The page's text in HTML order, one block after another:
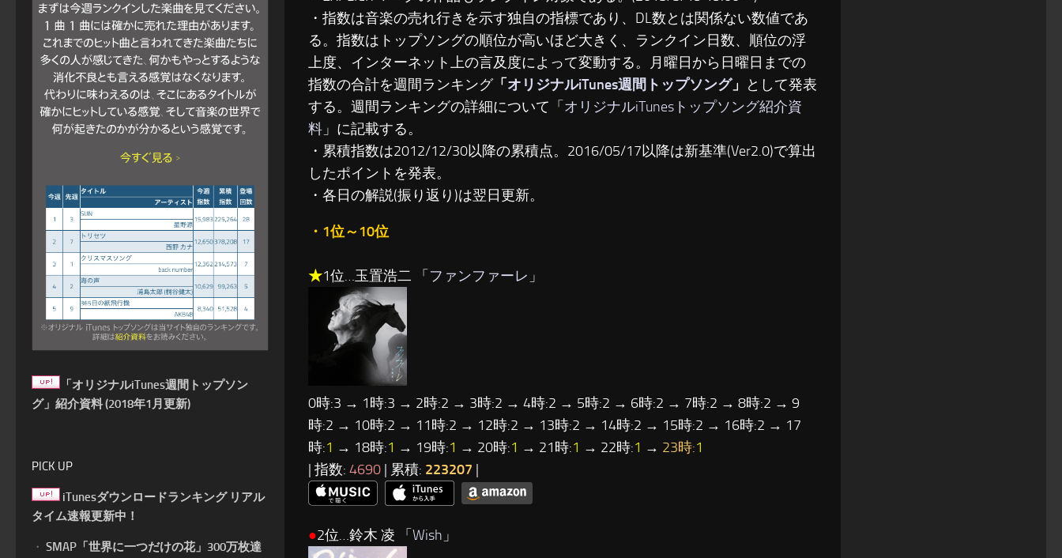
・指数は音楽の売れ行きを示す独自の指標であり、DL数とは関係ない数値であ
る。指数はトップソングの順位が高いほど大きく、ランクイン日数、順位の浮
上度、インターネット上の言及度によって変動する。月曜日から日曜日までの
指数の合計を週間ランキング「 オリジナルiTunes週間トップソング」 として発表
する。週間ランキングの詳細について「 オリジナルiTunesトップソング紹介資
料 」に記載する。
・累積指数は2012/12/30以降の累積点。2016/05/17以降は新基準(Ver2.0)で算出
したポイントを発表。
・各日の解説(振り返り)は翌日更新。
・1位～10位
★1位…玉置浩二 「 ファンファーレ 」
0時:3 → 1時:3 → 2時:2 → 3時:2 → 4時:2 → 5時:2 → 6時:2 → 7時:2 → 8時:2 → 9
時:2 → 10時:2 → 11時:2 → 12時:2 → 13時:2 → 14時:2 → 15時:2 → 16時:2 → 17
時:1 → 18時:1 → 19時:1 → 20時:1 → 21時:1 → 22時:1 → 23時:1
| 指数: 4690 | 累積: 223207 |
●2位…鈴木 凌 「 Wish 」
「オリジナルiTunes週間トップソン
グ」紹介資料 (2018年1月更新)
PICK UP
iTunesダウンロードランキング リアル
タイム速報更新中！
・ SMAP「世界に一つだけの花」300万枚達